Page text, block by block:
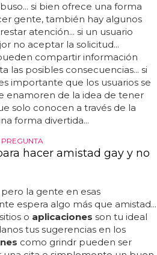
si bien ofrece una forma
gente, también hay algunos
atención... si un usuario
no aceptar la solicitud...
compartir información
las posibles consecuencias... si
importante que los usuarios se
enamoren de la idea de tener
solo conocen a través de la
forma divertida...
hacer amistad gay y no
la gente en esas
espera algo más que amistad...
o aplicaciones son tu ideal
tus sugerencias en los
como grindr pueden ser